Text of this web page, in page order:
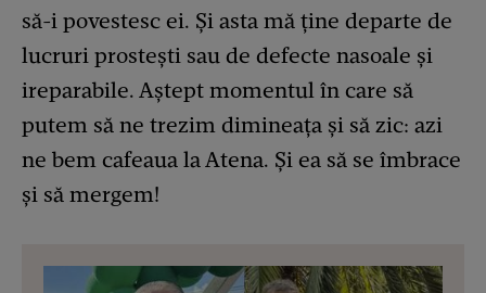
să-i povestesc ei. Și asta mă ține departe de
lucruri prostești sau de defecte nasoale și
ireparabile. Aștept momentul în care să
putem să ne trezim dimineața și să zic: azi
ne bem cafeaua la Atena. Și ea să se îmbrace
și să mergem!